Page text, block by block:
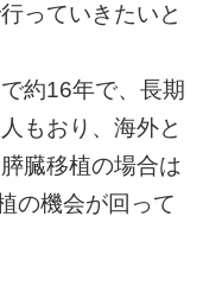
っていきたいと
約16年で、長期
もおり、海外と
臓移植の場合は
の機会が回って